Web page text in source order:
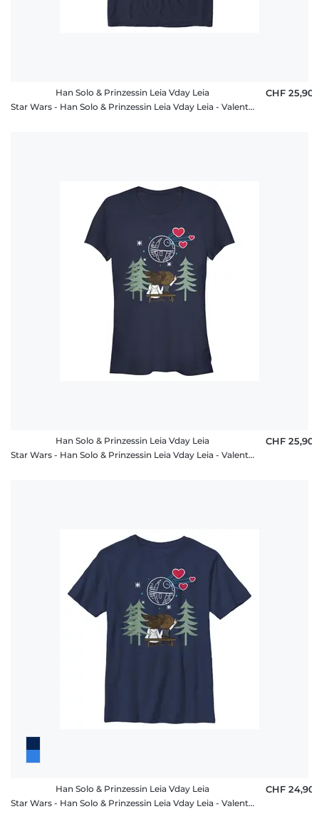
Han Solo & Prinzessin Leia Vday Leia
Star Wars - Han Solo & Prinzessin Leia Vday Leia - Valentinstag - Männer T-Shirt
CHF 25,90
Han Solo & Prinzessin Leia Vday Leia
Star Wars - Han Solo & Prinzessin Leia Vday Leia - Valentinstag - Frauen T-Shirt
CHF 25,90
Han Solo & Prinzessin Leia Vday Leia
Star Wars - Han Solo & Prinzessin Leia Vday Leia - Valentinstag - Kinder T-Shirt
CHF 24,90